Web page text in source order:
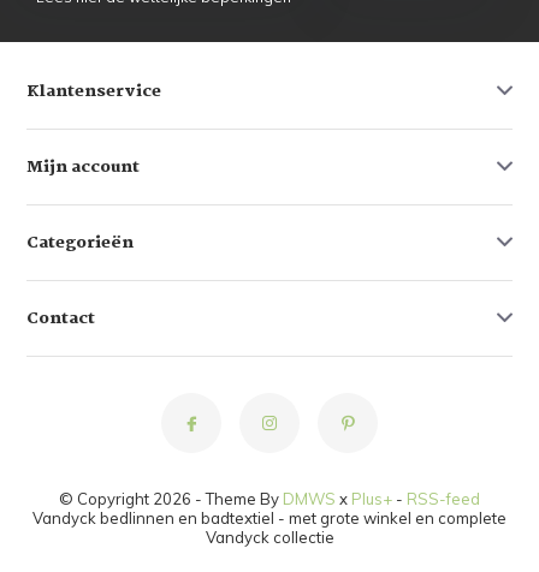
Klantenservice
Mijn account
Categorieën
Contact
© Copyright 2026 - Theme By DMWS x Plus+ - RSS-feed
Vandyck bedlinnen en badtextiel - met grote winkel en complete
Vandyck collectie